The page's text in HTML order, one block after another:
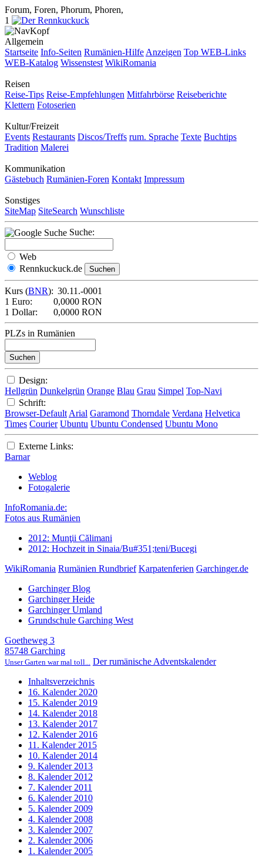
Forum, Foren, Phorum, Phoren,
1
Allgemein
Startseite Info-Seiten Rumänien-Hilfe Anzeigen Top WEB-Links
WEB-Katalog Wissenstest WikiRomania
Reisen
Reise-Tips Reise-Empfehlungen Mitfahrbörse Reiseberichte
Klettern Fotoserien
Kultur/Freizeit
Events Restaurants Discos/Treffs rum. Sprache Texte Buchtips
Tradition Malerei
Kommunikation
Gästebuch Rumänien-Foren Kontakt Impressum
Sonstiges
SiteMap SiteSearch Wunschliste
Suche:
Web
Rennkuckuck.de
Kurs (BNR): 30.11.-0001
1 Euro:
0,0000 RON
1 Dollar:
0,0000 RON
PLZs in Rumänien
Design:
Hellgrün Dunkelgrün Orange Blau Grau Simpel Top-Navi
Schrift:
Browser-Default Arial Garamond Thorndale Verdana Helvetica
Times Courier Ubuntu Ubuntu Condensed Ubuntu Mono
Externe Links:
Barnar
Weblog
Fotogalerie
InfoRomania.de:
Fotos aus Rumänien
2012: Munţii Călimani
2012: Hochzeit in Sinaia/Bu#351;teni/Bucegi
WikiRomania Rumänien Rundbrief Karpatenferien Garchinger.de
Garchinger Blog
Garchinger Heide
Garchinger Umland
Grundschule Garching West
Goetheweg 3
85748 Garching
Unser Garten war mal toll... Der rumänische Adventskalender
Inhaltsverzeichnis
16. Kalender 2020
15. Kalender 2019
14. Kalender 2018
13. Kalender 2017
12. Kalender 2016
11. Kalender 2015
10. Kalender 2014
9. Kalender 2013
8. Kalender 2012
7. Kalender 2011
6. Kalender 2010
5. Kalender 2009
4. Kalender 2008
3. Kalender 2007
2. Kalender 2006
1. Kalender 2005